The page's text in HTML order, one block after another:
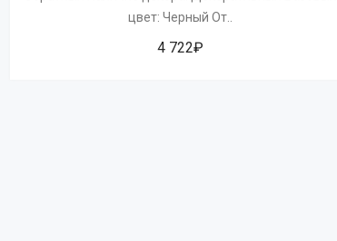
цвет: Черный От..
4 722₽